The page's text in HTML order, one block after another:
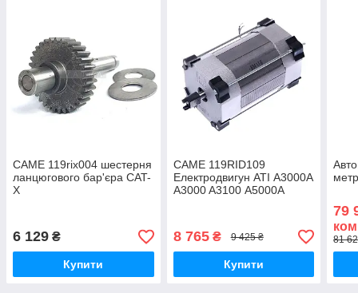
CAME 119rix004 шестерня
ланцюгового бар'єра CAT-
X
6 129 ₴
Купити
CAME 119RID109
Електродвигун ATI А3000А
A3000 A3100 А5000А
8 765₴ 9 425 ₴
Купити
79
81